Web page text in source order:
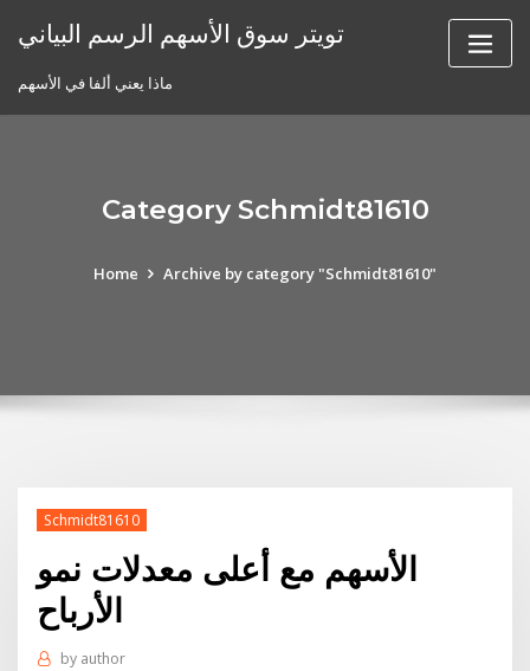
تويتر سوق الأسهم الرسم البياني
ماذا يعني ألفا في الأسهم
Category Schmidt81610
Home Archive by category "Schmidt81610"
Schmidt81610
الأسهم مع أعلى معدلات نمو
الأرباح
by author